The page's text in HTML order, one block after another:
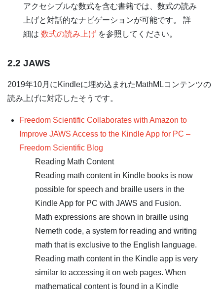
アクセシブルな数式を含む書籍では、数式の読み
上げと対話的なナビゲーションが可能です。 詳
細は 数式の読み上げ を参照してください。
2.2 JAWS
2019年10月にKindleに埋め込まれたMathMLコンテンツの
読み上げに対応したそうです。
Freedom Scientific Collaborates with Amazon to
Improve JAWS Access to the Kindle App for PC –
Freedom Scientific Blog
Reading Math Content
Reading math content in Kindle books is now
possible for speech and braille users in the
Kindle App for PC with JAWS and Fusion.
Math expressions are shown in braille using
Nemeth code, a system for reading and writing
math that is exclusive to the English language.
Reading math content in the Kindle app is very
similar to accessing it on web pages. When
mathematical content is found in a Kindle